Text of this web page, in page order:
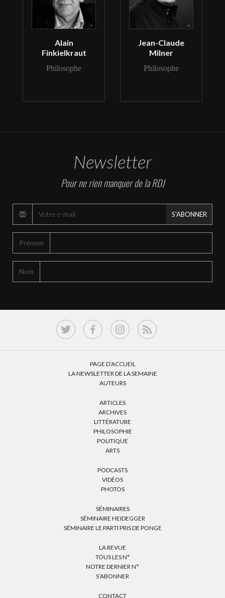
Alain
Finkielkraut
Philosophe
Jean-Claude
Milner
Philosophe
Newsletter
Pour ne rien manquer de la RDJ
S'ABONNER
Prénom
Nom
PAGE D’ACCUEIL
LA NEWSLETTER DE LA SEMAINE
AUTEURS
ARTICLES
ARCHIVES
LITTÉRATURE
PHILOSOPHIE
POLITIQUE
ARTS
PODCASTS
VIDÉOS
PHOTOS
SÉMINAIRES
SÉMINAIRE HEIDEGGER
SÉMINAIRE LE PARTI PRIS DE PONGE
LA REVUE
TOUS LES N°
NOTRE DERNIER N°
S’ABONNER
CONTACT